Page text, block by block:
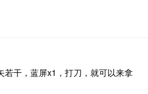
若干，蓝屏x1，打刀，就可以来拿